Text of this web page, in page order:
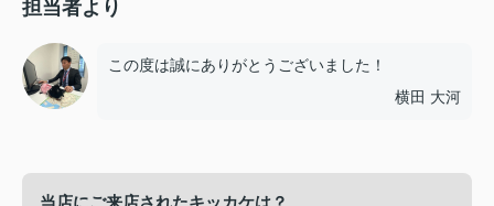
担当者より
この度は誠にありがとうございました！
横田 大河
当店にご来店されたキッカケは？